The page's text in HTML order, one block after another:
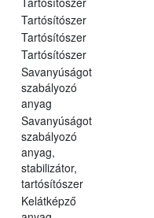
Tartósítószer
Tartósítószer
Tartósítószer
Savanyúságot
szabályozó
anyag
Savanyúságot
szabályozó
anyag,
stabilizátor,
tartósítószer
Kelátképző